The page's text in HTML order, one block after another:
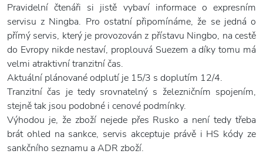
Pravidelní čtenáři si jistě vybaví informace o expresním
servisu z Ningba. Pro ostatní připomínáme, že se jedná o
přímý servis, který je provozován z přístavu Ningbo, na cestě
do Evropy nikde nestaví, proplouvá Suezem a díky tomu má
velmi atraktivní tranzitní čas.
Aktuální plánované odplutí je 15/3 s doplutím 12/4.
Tranzitní čas je tedy srovnatelný s železničním spojením,
stejně tak jsou podobné i cenové podmínky.
Výhodou je, že zboží nejede přes Rusko a není tedy třeba
brát ohled na sankce, servis akceptuje právě i HS kódy ze
sankčního seznamu a ADR zboží.